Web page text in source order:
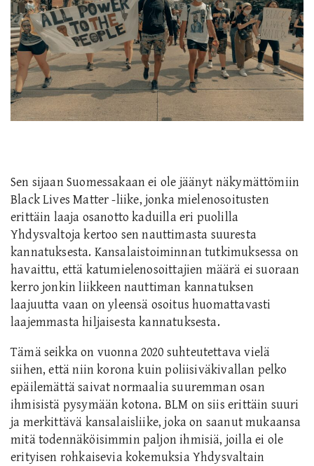
Sen sijaan Suomessakaan ei ole jäänyt näkymättömiin
Black Lives Matter -liike, jonka mielenosoitusten
erittäin laaja osanotto kaduillaeri puolilla
Yhdysvaltojakertoo sen nauttimasta suuresta
kannatuksesta. Kansalaistoiminnan tutkimuksessa on
havaittu, että katumielenosoittajien määrä ei suoraan
kerro jonkin liikkeen nauttiman kannatuksen
laajuutta vaan on yleensä osoitus huomattavasti
laajemmasta hiljaisesta kannatuksesta.
Tämä seikka on vuonna 2020 suhteutettava vielä
siihen, että niin korona kuin poliisiväkivallan pelko
epäilemättä saivat normaalia suuremman osan
ihmisistä pysymään kotona. BLM on siis erittäin suuri
ja merkittävä kansalaisliike, joka on saanut mukaansa
mitä todennäköisimmin paljon ihmisiä, joilla ei ole
erityisen rohkaisevia kokemuksia Yhdysvaltain